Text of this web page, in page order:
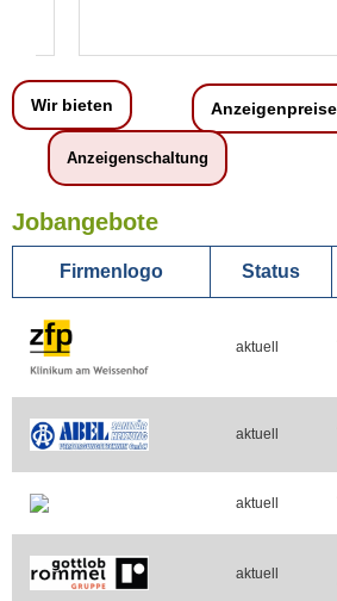
Wir bieten Anzeigenpreise
Anzeigenschaltung
Jobangebote
Firmenlogo Status
aktuell
aktuell
aktuell
aktuell